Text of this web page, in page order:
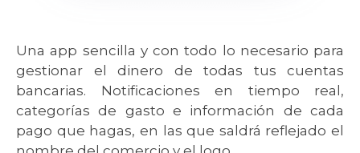
Una app sencilla y con todo lo necesario para
gestionar el dinero de todas tus cuentas
bancarias. Notificaciones en tiempo real,
categorías de gasto e información de cada
pago que hagas, en las que saldrá reflejado el